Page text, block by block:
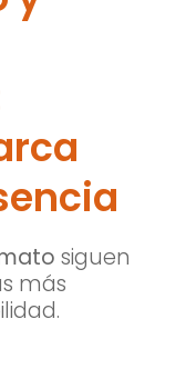
siguen
más